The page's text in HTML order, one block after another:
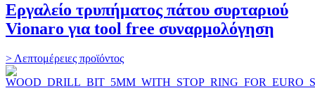
Εργαλείο τρυπήματος πάτου συρταριού
Vionaro για tool free συναρμολόγηση
> Λεπτομέρειες προϊόντος